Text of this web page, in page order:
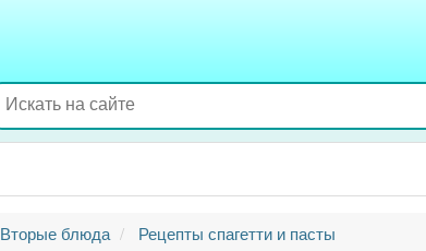
Вторые блюда Рецепты спагетти и пасты